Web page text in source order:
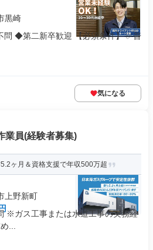
黒崎
◆第二新卒歓迎 【必須条件】 ✅普
気になる
業員(経験者募集)
ヶ月＆資格支援で年収500万超
上野新町
※ガス工事または水道工事の実務経
...